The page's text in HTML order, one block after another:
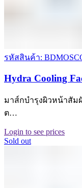
รหัสสินค้า:
Hydra Cooling
มาส์กบำรุงผิวหน้าสัม
ต…
Login to see prices
Sold out